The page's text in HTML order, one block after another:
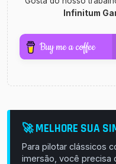
Infinitum
🚀 MELHORE SUA
Para pilotar clássicos
imersão, você precisa